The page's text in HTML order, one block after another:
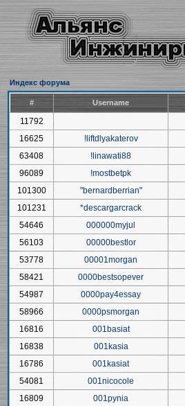
Индекс форума
# Username
11792
16625
!liftdlyakaterov
63408
!linawati88
96089
!mostbetpk
101300
"bernardberrian"
101231
*descargarcrack
54646
000000myjul
56103
00000bestlor
53778
00001morgan
58421
0000bestsopever
54987
0000pay4essay
58966
0000psmorgan
16816
001basiat
16838
001kasia
16786
001kasiat
54081
001nicocole
16809
001pynia